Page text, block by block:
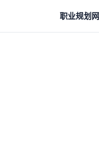
职业规划网